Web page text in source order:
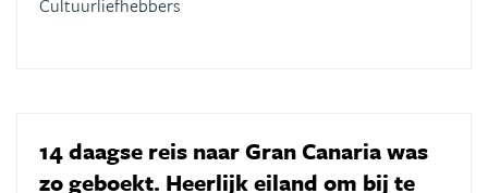
Cultuurliefhebbers
14 daagse reis naar Gran Canaria was
zo geboekt. Heerlijk eiland om bij te